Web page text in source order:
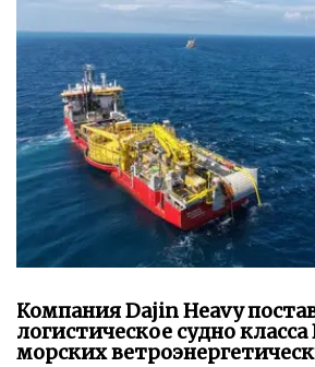
Компания Dajin Heavy
логистическое судно
морских